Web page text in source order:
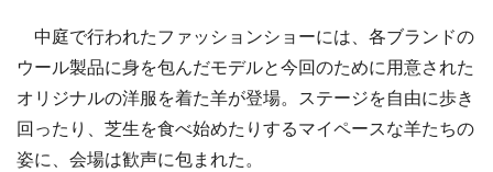
中庭で行われたファッションショーには、各ブランドの
ウール製品に身を包んだモデルと今回のために用意された
オリジナルの洋服を着た羊が登場。ステージを自由に歩き
回ったり、芝生を食べ始めたりするマイペースな羊たちの
姿に、会場は歓声に包まれた。